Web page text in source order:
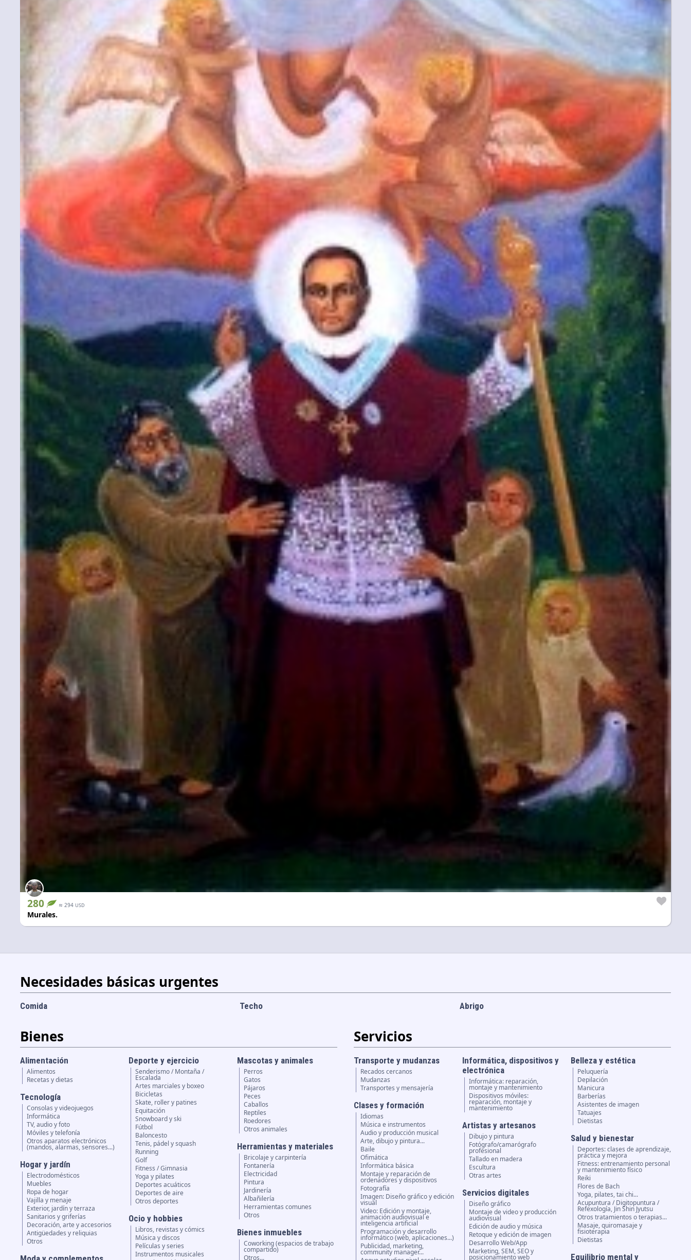
280 ≈ 294 USD
Murales.
Necesidades básicas urgentes
Comida Techo Abrigo
Bienes
Alimentación
Alimentos
Recetas y dietas
Tecnología
Consolas y videojuegos
Informática
TV, audio y foto
Móviles y telefonía
Otros aparatos electrónicos
(mandos, alarmas, sensores...)
Hogar y jardín
Electrodomésticos
Muebles
Ropa de hogar
Vajilla y menaje
Exterior, jardín y terraza
Sanitarios y griferías
Decoración, arte y accesorios
Antigüedades y reliquias
Otros
Deporte y ejercicio
Senderismo / Montaña /
Escalada
Artes marciales y boxeo
Bicicletas
Skate, roller y patines
Equitación
Snowboard y ski
Fútbol
Baloncesto
Tenis, pádel y squash
Running
Golf
Fitness / Gimnasia
Yoga y pilates
Deportes acuáticos
Deportes de aire
Otros deportes
Ocio y hobbies
Libros, revistas y cómics
Música y discos
Películas y series
Instrumentos musicales
Mascotas y animales
Perros
Gatos
Pájaros
Peces
Caballos
Reptiles
Roedores
Otros animales
Herramientas y materiales
Bricolaje y carpintería
Fontanería
Electricidad
Pintura
Jardinería
Albañilería
Herramientas comunes
Otros
Bienes inmuebles
Coworking (espacios de trabajo
compartido)
Otros...
Servicios
Transporte y mudanzas
Recados cercanos
Mudanzas
Transportes y mensajería
Clases y formación
Idiomas
Música e instrumentos
Audio y producción musical
Arte, dibujo y pintura...
Baile
Ofimática
Informática básica
Montaje y reparación de
ordenadores y dispositivos
Fotografía
Imagen: Diseño gráfico y edición
visual
Video: Edición y montaje,
animación audiovisual e
inteligencia artificial
Programación y desarrollo
informático (web, aplicaciones...)
Publicidad, marketing,
community manager...
Informática, dispositivos y
electrónica
Informática: reparación,
montaje y mantenimiento
Dispositivos móviles:
reparación, montaje y
mantenimiento
Artistas y artesanos
Dibujo y pintura
Fotógrafo/camarógrafo
profesional
Tallado en madera
Escultura
Otras artes
Servicios digitales
Diseño gráfico
Montaje de video y producción
audiovisual
Edición de audio y música
Retoque y edición de imagen
Desarrollo Web/App
Marketing, SEM, SEO y
posicionamiento web
Belleza y estética
Peluquería
Depilación
Manicura
Barberías
Asistentes de imagen
Tatuajes
Dietistas
Salud y bienestar
Deportes: clases de aprendizaje,
práctica y mejora
Fitness: entrenamiento personal
y mantenimiento físico
Reiki
Flores de Bach
Yoga, pilates, tai chi...
Acupuntura / Digitopuntura /
Refexología, Jin Shin Jyutsu
Otros tratamientos o terapias...
Masaje, quiromasaje y
fisioterapia
Dietistas
Equilibrio mental y